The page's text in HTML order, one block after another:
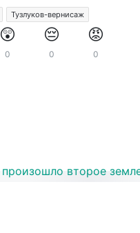
Тузлуков-вернисаж
😲
0
😔
0
😡
0